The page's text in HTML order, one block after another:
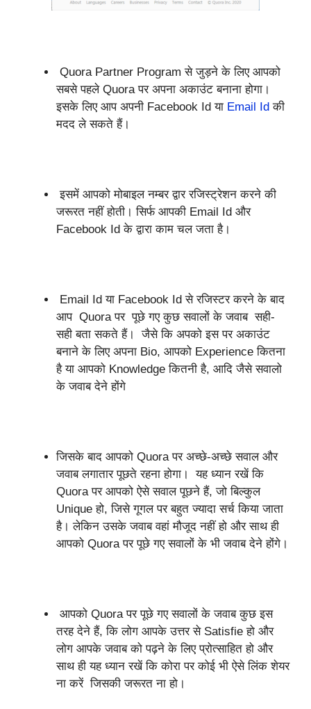
Quora Partner Program से जुड़ने के लिए आपको
सबसे पहले Quora पर अपना अकाउंट बनाना होगा।
इसके लिए आप अपनी Facebook Id या Email Id की
मदद ले सकते हैं।
इसमें आपको मोबाइल नम्बर द्वार रजिस्ट्रेशन करने की
जरूरत नहीं होती। सिर्फ आपकी Email Id और
Facebook Id के द्वारा काम चल जता है।
Email Id या Facebook Id से रजिस्टर करने के बाद
आप Quora पर पूछे गए कुछ सवालों के जवाब सही-
सही बता सकते हैं। जैसे कि अपको इस पर अकाउंट
बनाने के लिए अपना Bio, आपको Experience कितना
है या आपको Knowledge कितनी है, आदि जैसे सवालो
के जवाब देने होंगे
जिसके बाद आपको Quora पर अच्छे-अच्छे सवाल और
जवाब लगातार पूछते रहना होगा। यह ध्यान रखें कि
Quora पर आपको ऐसे सवाल पूछने हैं, जो बिल्कुल
Unique हो, जिसे गूगल पर बहुत ज्यादा सर्च किया जाता
है। लेकिन उसके जवाब वहां मौजूद नहीं हो और साथ ही
आपको Quora पर पूछे गए सवालों के भी जवाब देने होंगे।
आपको Quora पर पूछे गए सवालों के जवाब कुछ इस
तरह देने हैं, कि लोग आपके उत्तर से Satisfie हो और
लोग आपके जवाब को पढ़ने के लिए प्रोत्साहित हो और
साथ ही यह ध्यान रखें कि कोरा पर कोई भी ऐसे लिंक शेयर
ना करें जिसकी जरूरत ना हो।